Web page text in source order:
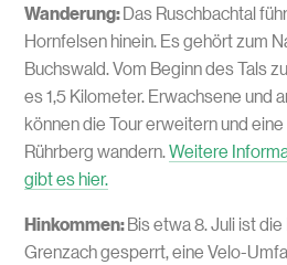
Wanderung:Das Ruschbachtal
Hornfelsen hinein. Es gehört zum
Buchswald. Vom Beginn des Tals
es 1,5 Kilometer. Erwachsene und
können die Tour erweitern und
Rührberg wandern.Weitere
gibt es hier.
Hinkommen:Bis etwa 8. Juli ist
Grenzach gesperrt, eine Velo-